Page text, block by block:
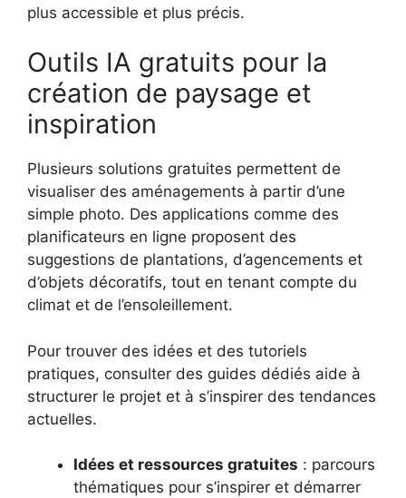
plus accessible et plus précis.
Outils IA gratuits pour la
création de paysage et
inspiration
Plusieurs solutions gratuites permettent de
visualiser des aménagements à partir d’une
simple photo. Des applications comme des
planificateurs en ligne proposent des
suggestions de plantations, d’agencements et
d’objets décoratifs, tout en tenant compte du
climat et de l’ensoleillement.
Pour trouver des idées et des tutoriels
pratiques, consulter des guides dédiés aide à
structurer le projet et à s’inspirer des tendances
actuelles.
Idées et ressources gratuites : parcours
thématiques pour s’inspirer et démarrer